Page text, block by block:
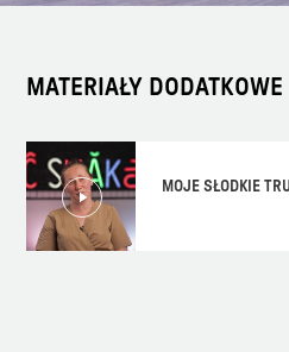
MATERIAŁY DODATKOWE
MOJE SŁODKIE